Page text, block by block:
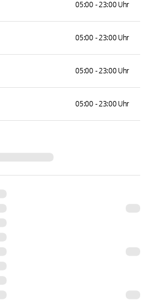
05:00 - 23:00 Uhr
05:00 - 23:00 Uhr
05:00 - 23:00 Uhr
05:00 - 23:00 Uhr